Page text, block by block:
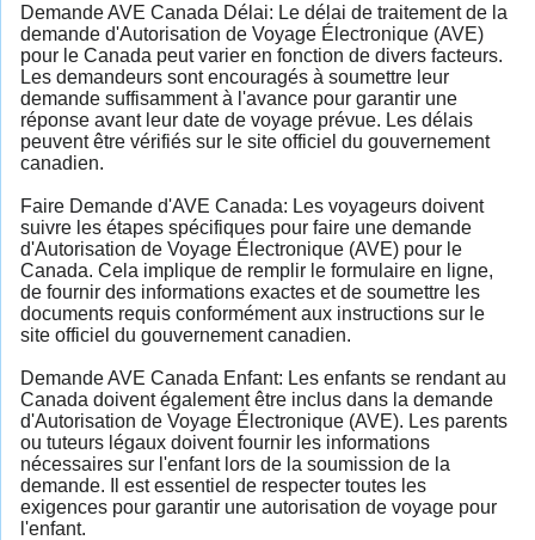
Demande AVE Canada Délai: Le délai de traitement de la
demande d'Autorisation de Voyage Électronique (AVE)
pour le Canada peut varier en fonction de divers facteurs.
Les demandeurs sont encouragés à soumettre leur
demande suffisamment à l'avance pour garantir une
réponse avant leur date de voyage prévue. Les délais
peuvent être vérifiés sur le site officiel du gouvernement
canadien.
Faire Demande d'AVE Canada: Les voyageurs doivent
suivre les étapes spécifiques pour faire une demande
d'Autorisation de Voyage Électronique (AVE) pour le
Canada. Cela implique de remplir le formulaire en ligne,
de fournir des informations exactes et de soumettre les
documents requis conformément aux instructions sur le
site officiel du gouvernement canadien.
Demande AVE Canada Enfant: Les enfants se rendant au
Canada doivent également être inclus dans la demande
d'Autorisation de Voyage Électronique (AVE). Les parents
ou tuteurs légaux doivent fournir les informations
nécessaires sur l'enfant lors de la soumission de la
demande. Il est essentiel de respecter toutes les
exigences pour garantir une autorisation de voyage pour
l'enfant.